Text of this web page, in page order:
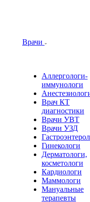
Врачи
Аллергологи-
иммунологи
Врач КТ
диагностики
Врачи УВТ
Врачи УЗД
Гинекологи
Дерматологи,
косметологи
Кардиологи
Маммологи
Мануальные
терапевты